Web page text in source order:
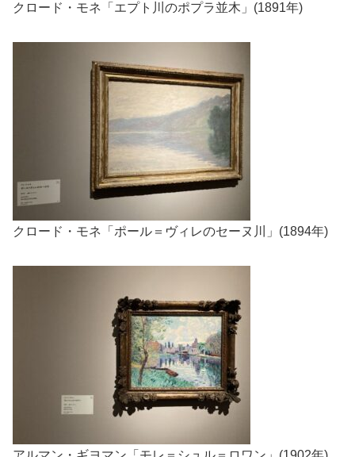
クロード・モネ「エプト川のポプラ並木」(1891年)
クロード・モネ「ポール＝ヴィレのセーヌ川」(1894年)